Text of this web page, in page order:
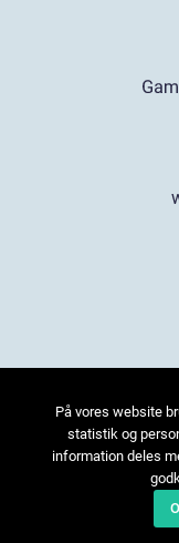
På vores website
statistik og
information deles